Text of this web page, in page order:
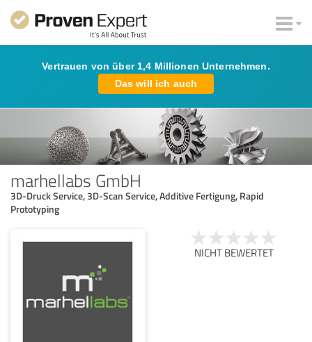
Vertrauen von über 1,4 Millionen Unternehmen.
Das will ich auch
marhellabs GmbH
3D-Druck Service, 3D-Scan Service, Additive Fertigung, Rapid
Prototyping
NICHT BEWERTET